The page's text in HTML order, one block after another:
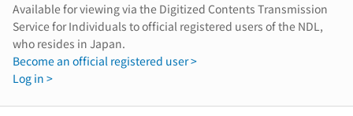
Available for viewing via the Digitized Contents Transmission
Service for Individuals to official registered users of the NDL,
who resides in Japan.
Become an official registered user >
Log in >